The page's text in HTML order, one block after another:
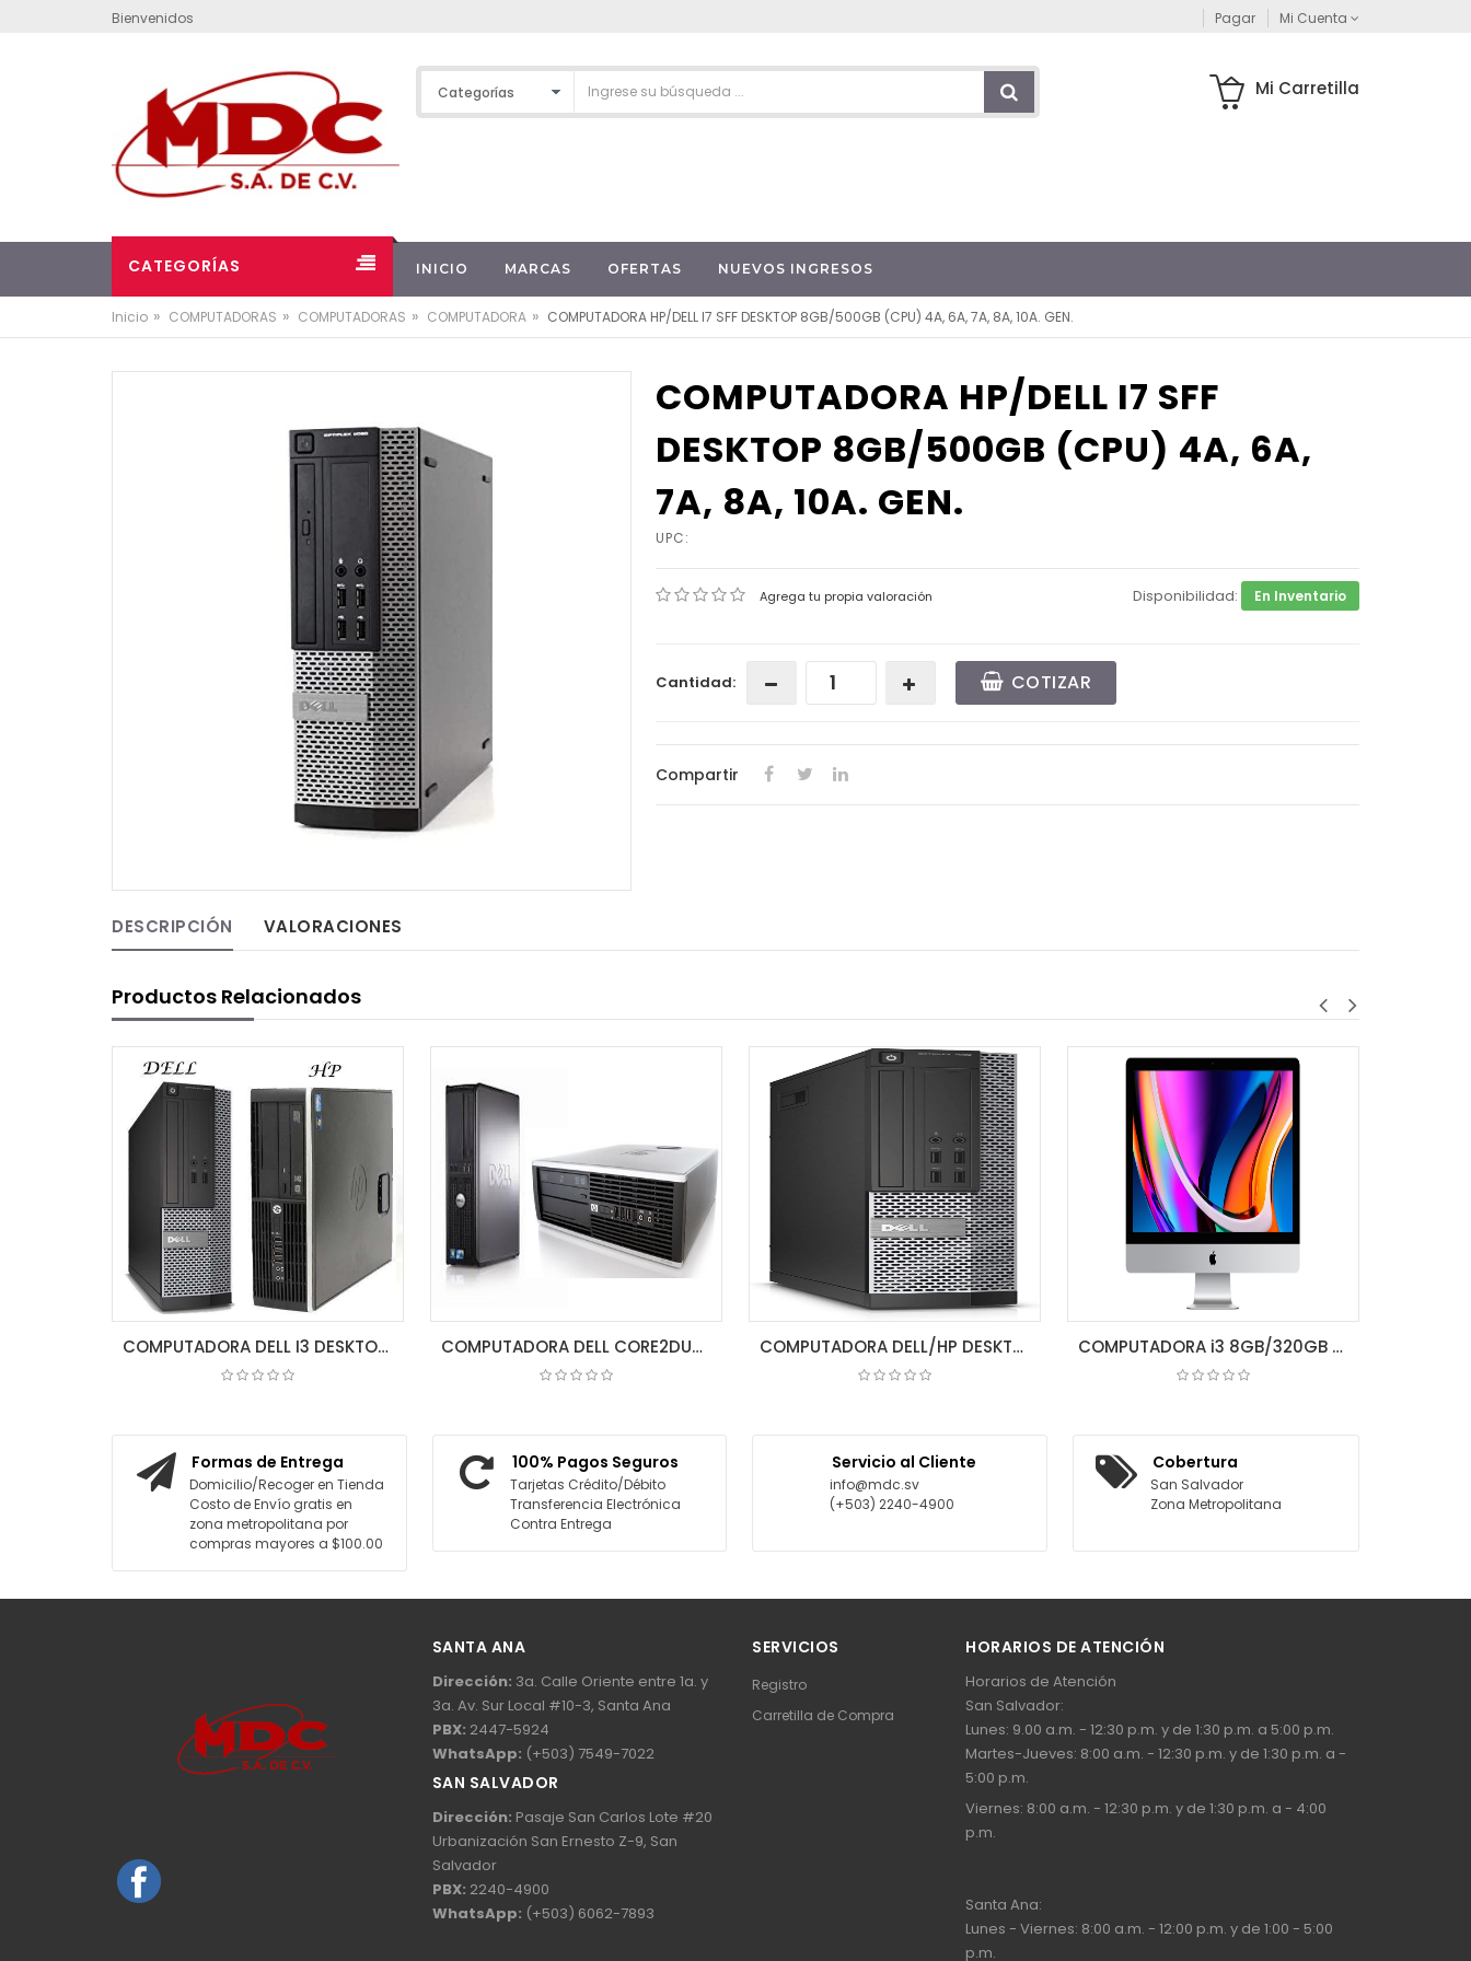
Bienvenidos Pagar Mi Cuenta
Mi Carretilla
CATEGORÍAS INICIO MARCAS OFERTAS NUEVOS INGRESOS
Inicio » COMPUTADORAS » COMPUTADORAS » COMPUTADORA » COMPUTADORA HP/DELL I7 SFF DESKTOP 8GB/500GB (CPU) 4A, 6A, 7A, 8A, 10A. GEN.
COMPUTADORA HP/DELL I7 SFF
DESKTOP 8GB/500GB (CPU) 4A, 6A,
7A, 8A, 10A. GEN.
UPC:
Agrega tu propia valoración Disponibilidad: En Inventario
Cantidad: COTIZAR
Compartir
DESCRIPCIÓN VALORACIONES
Productos Relacionados
COMPUTADORA DELL I3 DESKTOP 4GB/250GB (CPU) COMPUTADORA DELL CORE2DUO DESKTOP 2GB/80GB (CPU) COMPUTADORA DELL/HP DESKTOP/TORRE I5 4GB/250GB (CPU) 4A. GEN. COMPUTADORA i3 8GB/320GB APPLE iMac 21.5" INCLUYE TECLADO Y MOUSE 2A. GEN. RF
Formas de Entrega
Domicilio/Recoger en Tienda
Costo de Envío gratis en
zona metropolitana por
compras mayores a $100.00
100% Pagos Seguros
Tarjetas Crédito/Débito
Transferencia Electrónica
Contra Entrega
Servicio al Cliente
info@mdc.sv
(+503) 2240-4900
Cobertura
San Salvador
Zona Metropolitana
SANTA ANA
Dirección: 3a. Calle Oriente entre 1a. y
3a. Av. Sur Local #10-3, Santa Ana
PBX: 2447-5924
WhatsApp: (+503) 7549-7022
SAN SALVADOR
Dirección: Pasaje San Carlos Lote #20
Urbanización San Ernesto Z-9, San
Salvador
PBX: 2240-4900
WhatsApp: (+503) 6062-7893
SERVICIOS
Registro
Carretilla de Compra
HORARIOS DE ATENCIÓN
Horarios de Atención
San Salvador:
Lunes: 9.00 a.m. - 12:30 p.m. y de 1:30 p.m. a 5:00 p.m.
Martes-Jueves: 8:00 a.m. - 12:30 p.m. y de 1:30 p.m. a -
5:00 p.m.
Viernes: 8:00 a.m. - 12:30 p.m. y de 1:30 p.m. a - 4:00
p.m.
Santa Ana:
Lunes - Viernes: 8:00 a.m. - 12:00 p.m. y de 1:00 - 5:00
p.m.